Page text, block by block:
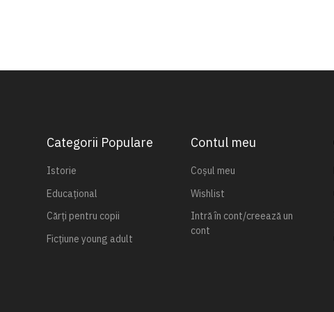
Categorii Populare
Istorie
Educațional
Cărți pentru copii
Ficțiune young adult
Contul meu
Coșul meu
Wishlist
Intră în cont/creează un
cont